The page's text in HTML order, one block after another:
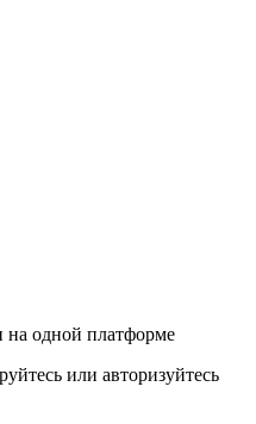
на одной платформе
или авторизуйтесь